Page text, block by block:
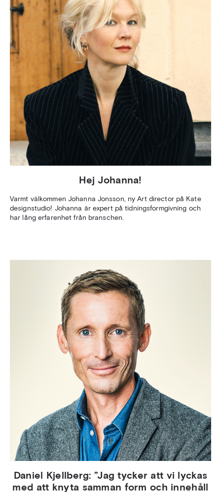
Hej Johanna!
Varmt välkommen Johanna Jonsson, ny Art director på Kate
designstudio! Johanna är expert på tidningsformgivning och
har lång erfarenhet från branschen.
Daniel Kjellberg: ”Jag tycker att vi lyckas
med att knyta samman form och innehåll